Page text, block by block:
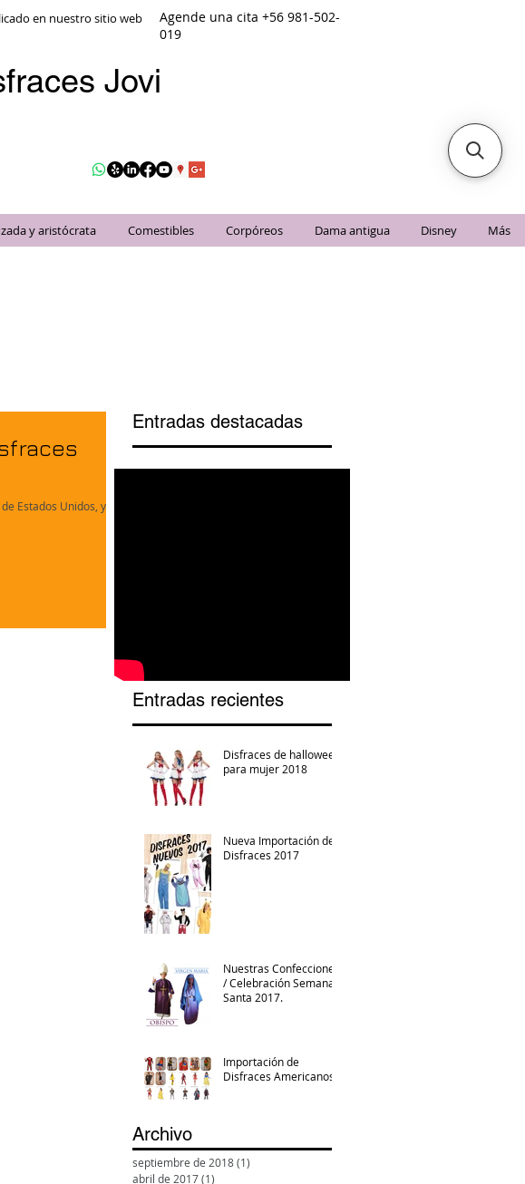
en nuestro sitio web
Agende una cita +56 981-502-
019
y aristócrata Comestibles Corpóreos Dama antigua Disney Más
Jovi
Estados Unidos, ya
Entradas destacadas
Entradas recientes
Disfraces de halloween
para mujer 2018
Nueva Importación de
Disfraces 2017
Nuestras Confecciones
/ Celebración Semana
Santa 2017.
Importación de
Disfraces Americanos
Archivo
septiembre de 2018(1)
abril de 2017(1)